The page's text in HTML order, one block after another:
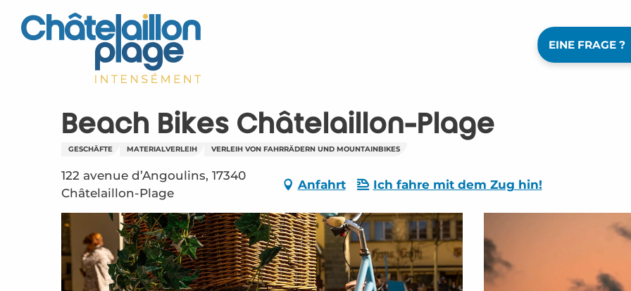
contenu
EINE FRAGE ?
Beach Bikes Châtelaillon-Plage
GESCHÄFTE MATERIALVERLEIH VERLEIH VON FAHRRÄDERN UND MOUNTAINBIKES
122 avenue d’Angoulins, 17340
Châtelaillon-Plage
Anfahrt Ich fahre mit dem Zug hin!